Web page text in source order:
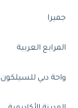
جميرا
المرابع العربية
واحة دبي للسيلكون